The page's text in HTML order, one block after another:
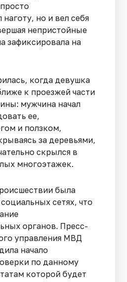
но и вел себя
непристойные
зафиксировала на
когда девушка
к проезжей части
мужчина начал
ее,
и ползком,
за деревьями,
скрылся в
многоэтажек.
была
сетях, что
органов. Пресс-
управления МВД
начало
по данному
которой будет